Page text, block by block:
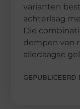
varianten
achterlaag
Die
dempen van
alledaagse
GEPUBLICEERD